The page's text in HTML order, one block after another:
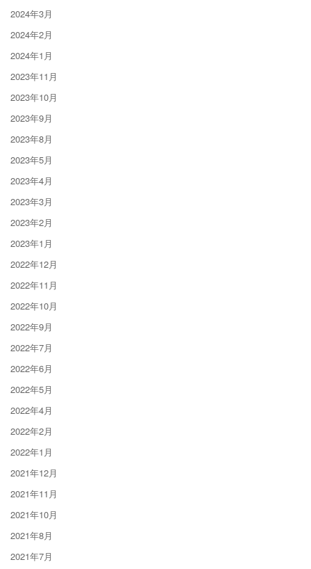
2024年3月
2024年2月
2024年1月
2023年11月
2023年10月
2023年9月
2023年8月
2023年5月
2023年4月
2023年3月
2023年2月
2023年1月
2022年12月
2022年11月
2022年10月
2022年9月
2022年7月
2022年6月
2022年5月
2022年4月
2022年2月
2022年1月
2021年12月
2021年11月
2021年10月
2021年8月
2021年7月